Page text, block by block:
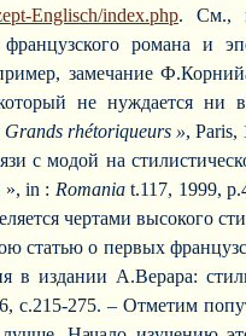
Englisch/index.php. См.,
романа и
замечание
не нуждается
Grands rhétoriqueurs », Paris,
с модой на
», in : Romaniat.117, 1999,
чертами высокого
статью о первых
издании А.Верара:
с.215-275. – Отметим